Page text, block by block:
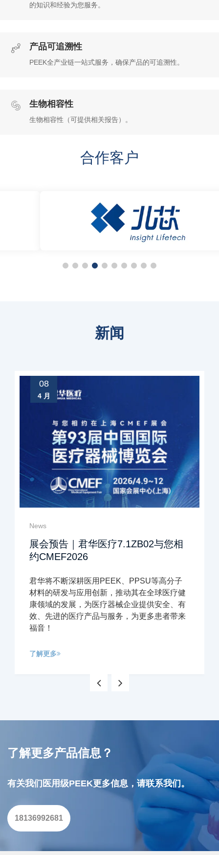
的知识和经验为您服务。
产品可追溯性
PEEK全产业链一站式服务，确保产品的可追溯性。
生物相容性
生物相容性（可提供相关报告）。
合作客户
新闻
08
4 月
News
展会预告｜君华医疗7.1ZB02与您相
约CMEF2026
君华将不断深耕医用PEEK、PPSU等高分子
材料的研发与应用创新，推动其在全球医疗健
康领域的发展，为医疗器械企业提供安全、有
效、先进的医疗产品与服务，为更多患者带来
福音！
了解更多
了解更多产品信息？
有关我们医用级PEEK更多信息，请联系我们。
18136992681